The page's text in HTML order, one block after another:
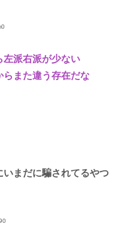
左派右派が少ない
らまた違う存在だな
まだに騙されてるやつ